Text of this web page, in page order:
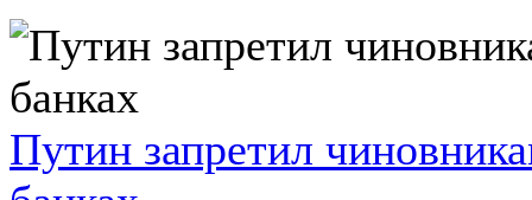
Путин запретил